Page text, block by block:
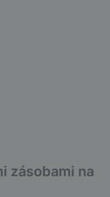
zásobami na